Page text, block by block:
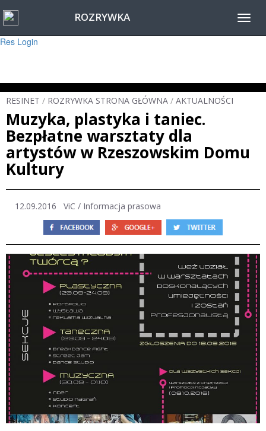
Warning
: session_start(): Failed to read session data: user (path: ) in
Res Login
ROZRYWKA
RESINET / ROZRYWKA STRONA GŁÓWNA / AKTUALNOŚCI
Muzyka, plastyka i taniec.
Bezpłatne warsztaty dla
artystów w Rzeszowskim Domu
Kultury
12.09.2016 ViC / Informacja prasowa